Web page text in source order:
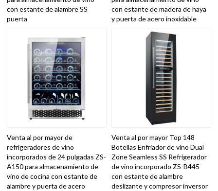
con estante de alambre SS
puerta
con estante de madera de haya
y puerta de acero inoxidable
Venta al por mayor de
refrigeradores de vino
incorporados de 24 pulgadas ZS-
A150 para almacenamiento de
vino de cocina con estante de
alambre y puerta de acero
Venta al por mayor Top 148
Botellas Enfriador de vino Dual
Zone Seamless SS Refrigerador
de vino incorporado ZS-B445
con estante de alambre
deslizante y compresor inversor